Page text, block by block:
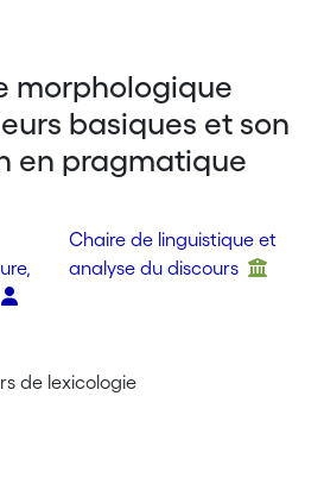
morphologique
basiques et son
en pragmatique
Chaire de linguistique et
analyse du discours
de lexicologie